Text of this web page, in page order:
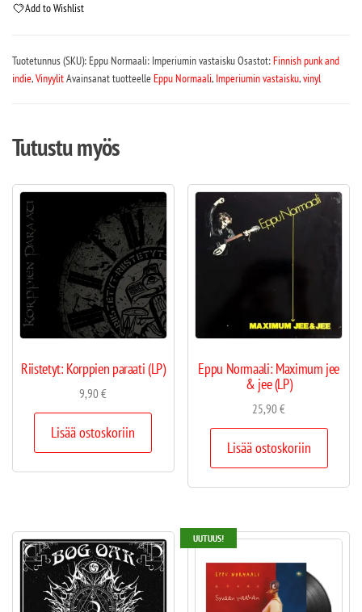
Add to Wishlist
Tuotetunnus (SKU): Eppu Normaali: Imperiumin vastaiskuOsastot:Finnish punk and
indie,VinyylitAvainsanat tuotteelleEppu Normaali, Imperiumin vastaisku,vinyl
Tutustu myös
Riistetyt: Korppien paraati (LP)
9,90€
Lisää ostoskoriin
Eppu Normaali: Maximum jee
& jee (LP)
25,90€
Lisää ostoskoriin
UUTUUS!